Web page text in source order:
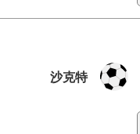
沙克特